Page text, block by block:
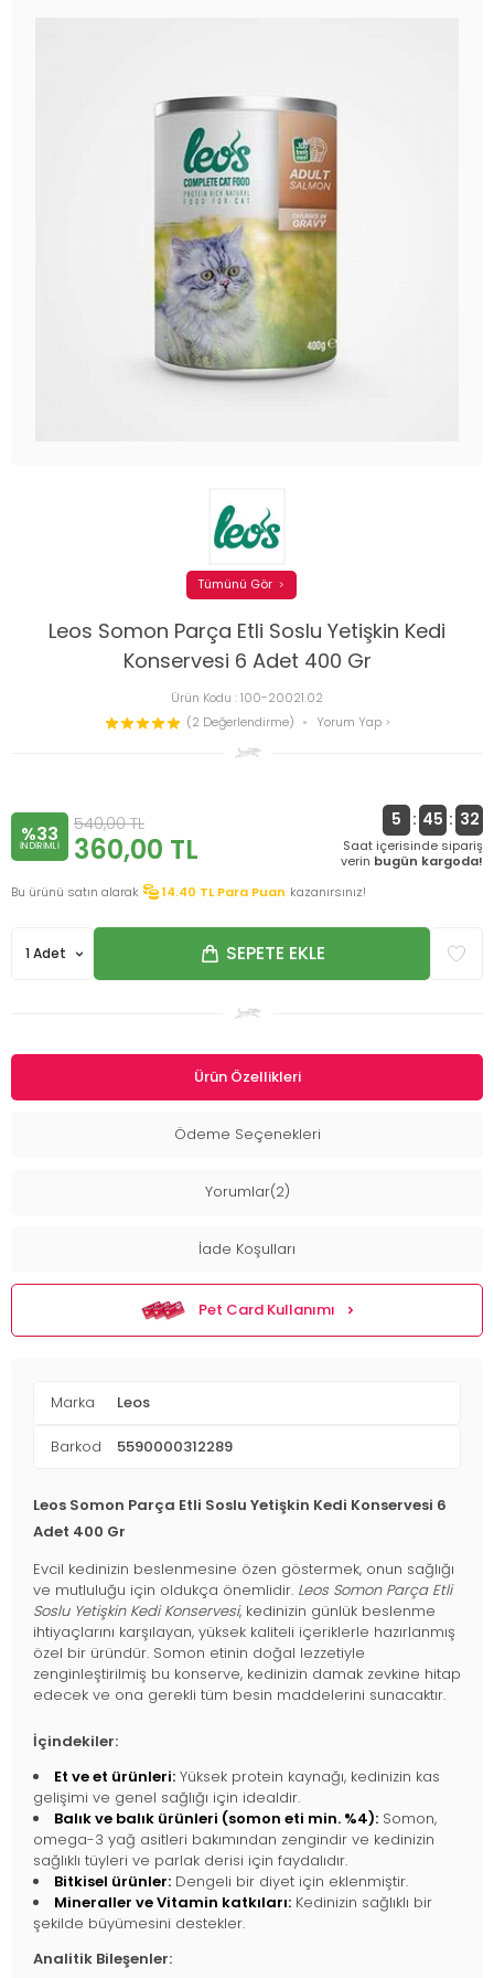
Leos Somon Parça Etli Soslu Yetişkin Kedi
Konservesi 6 Adet 400 Gr
Ürün Kodu :100-20021.02
(2 Değerlendirme)
Yorum Yap
Tümünü Gör
%33
INDIRIMLI
540,00TL
360,00 TL
5 : 45 : 32
Saat içerisinde sipariş
verin bugün kargoda!
Bu ürünü satın alarak
14.40 TL Para Puan kazanırsınız!
SEPETE EKLE
Ürün Özellikleri
Ödeme Seçenekleri
Yorumlar(2)
İade Koşulları
Pet Card Kullanımı
Marka Leos
Barkod 5590000312289
Leos Somon Parça Etli Soslu Yetişkin Kedi Konservesi 6
Adet 400 Gr
Evcil kedinizin beslenmesine özen göstermek, onun sağlığı
ve mutluluğu için oldukça önemlidir. Leos Somon Parça Etli
Soslu Yetişkin Kedi Konservesi, kedinizin günlük beslenme
ihtiyaçlarını karşılayan, yüksek kaliteli içeriklerle hazırlanmış
özel bir üründür. Somon etinin doğal lezzetiyle
zenginleştirilmiş bu konserve, kedinizin damak zevkine hitap
edecek ve ona gerekli tüm besin maddelerini sunacaktır.
İçindekiler:
Et ve et ürünleri: Yüksek protein kaynağı, kedinizin kas
gelişimi ve genel sağlığı için idealdir.
Balık ve balık ürünleri (somon eti min. %4): Somon,
omega-3 yağ asitleri bakımından zengindir ve kedinizin
sağlıklı tüyleri ve parlak derisi için faydalıdır.
Bitkisel ürünler: Dengeli bir diyet için eklenmiştir.
Mineraller ve Vitamin katkıları: Kedinizin sağlıklı bir
şekilde büyümesini destekler.
Analitik Bileşenler: